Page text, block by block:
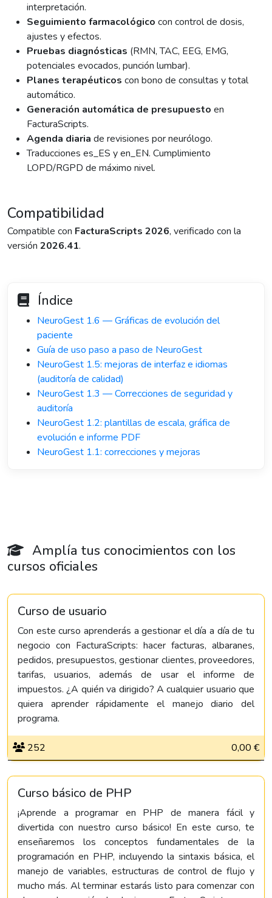
interpretación.
Seguimiento farmacológico con control de dosis,
ajustes y efectos.
Pruebas diagnósticas (RMN, TAC, EEG, EMG,
potenciales evocados, punción lumbar).
Planes terapéuticos con bono de consultas y total
automático.
Generación automática de presupuesto en
FacturaScripts.
Agenda diaria de revisiones por neurólogo.
Traducciones es_ES y en_EN. Cumplimiento
LOPD/RGPD de máximo nivel.
Compatibilidad
Compatible con FacturaScripts 2026, verificado con la
versión 2026.41.
Índice
NeuroGest 1.6 — Gráficas de evolución del
paciente
Guía de uso paso a paso de NeuroGest
NeuroGest 1.5: mejoras de interfaz e idiomas
(auditoría de calidad)
NeuroGest 1.3 — Correcciones de seguridad y
auditoría
NeuroGest 1.2: plantillas de escala, gráfica de
evolución e informe PDF
NeuroGest 1.1: correcciones y mejoras
Amplía tus conocimientos con los
cursos oficiales
Curso de usuario
Con este curso aprenderás a gestionar el día a día de tu
negocio con FacturaScripts: hacer facturas, albaranes,
pedidos, presupuestos, gestionar clientes, proveedores,
tarifas, usuarios, además de usar el informe de
impuestos. ¿A quién va dirigido? A cualquier usuario que
quiera aprender rápidamente el manejo diario del
programa.
252 0,00 €
Curso básico de PHP
¡Aprende a programar en PHP de manera fácil y
divertida con nuestro curso básico! En este curso, te
enseñaremos los conceptos fundamentales de la
programación en PHP, incluyendo la sintaxis básica, el
manejo de variables, estructuras de control de flujo y
mucho más. Al terminar estarás listo para comenzar con